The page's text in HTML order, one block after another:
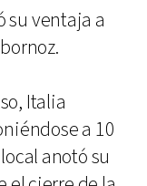
su ventaja a
Italia
a 10
anotó su